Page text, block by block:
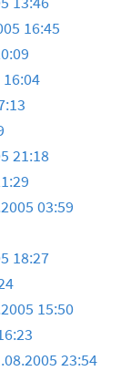
16:45
21:18
03:59
18:27
15:50
23:54